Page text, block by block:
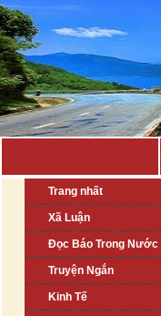
Trang nhất
Xã Luận
Đọc Báo Trong Nước
Truyện Ngắn
Kinh Tế